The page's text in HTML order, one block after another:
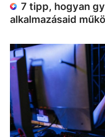
7 tipp, hogyan
alkalmazásaid